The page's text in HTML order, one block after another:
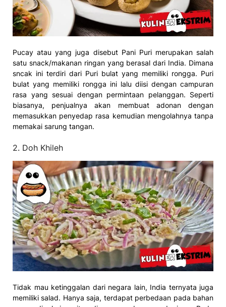
Pucay atau yang juga disebut Pani Puri merupakan salah
satu snack/makanan ringan yang berasal dari India. Dimana
sncak ini terdiri dari Puri bulat yang memiliki rongga. Puri
bulat yang memiliki rongga ini lalu diisi dengan campuran
rasa yang sesuai dengan permintaan pelanggan. Seperti
biasanya, penjualnya akan membuat adonan dengan
memasukkan penyedap rasa kemudian mengolahnya tanpa
memakai sarung tangan.
2. Doh Khileh
Tidak mau ketinggalan dari negara lain, India ternyata juga
memiliki salad. Hanya saja, terdapat perbedaan pada bahan